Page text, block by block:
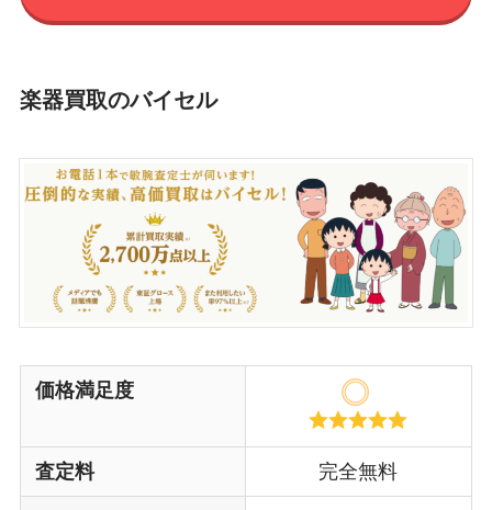
楽器買取のバイセル
価格満足度
査定料 完全無料